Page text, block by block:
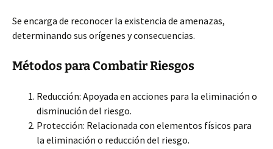
Se encarga de reconocer la existencia de amenazas,
determinando sus orígenes y consecuencias.
Métodos para Combatir Riesgos
Reducción: Apoyada en acciones para la eliminación o
disminución del riesgo.
Protección: Relacionada con elementos físicos para
la eliminación o reducción del riesgo.